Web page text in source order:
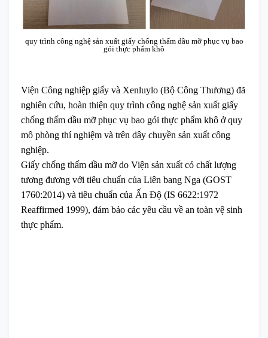
quy trình công nghệ sản xuất giấy chống thấm dầu mỡ phục vụ bao
gói thực phẩm khô
Viện Công nghiệp giấy và Xenluylo (Bộ Công Thương) đã
nghiên cứu, hoàn thiện quy trình công nghệ sản xuất giấy
chống thấm dầu mỡ phục vụ bao gói thực phẩm khô ở quy
mô phòng thí nghiệm và trên dây chuyền sản xuất công
nghiệp.
Giấy chống thấm dầu mỡ do Viện sản xuất có chất lượng
tương đương với tiêu chuẩn của Liên bang Nga (GOST
1760:2014) và tiêu chuẩn của Ấn Độ (IS 6622:1972
Reaffirmed 1999), đảm bảo các yêu cầu về an toàn vệ sinh
thực phẩm.